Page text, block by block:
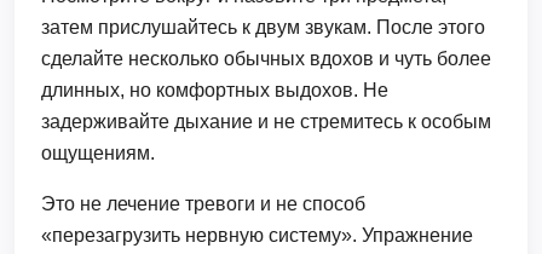
затем прислушайтесь к двум звукам. После этого
сделайте несколько обычных вдохов и чуть более
длинных, но комфортных выдохов. Не
задерживайте дыхание и не стремитесь к особым
ощущениям.
Это не лечение тревоги и не способ
«перезагрузить нервную систему». Упражнение